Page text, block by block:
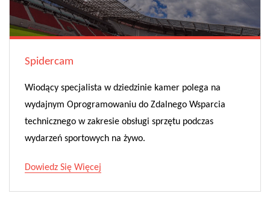
Spidercam
Wiodący specjalista w dziedzinie kamer polega na
wydajnym Oprogramowaniu do Zdalnego Wsparcia
technicznego w zakresie obsługi sprzętu podczas
wydarzeń sportowych na żywo.
Dowiedz Się Więcej